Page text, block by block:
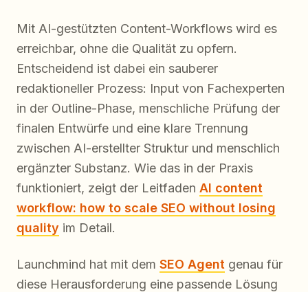
Mit AI-gestützten Content-Workflows wird es
erreichbar, ohne die Qualität zu opfern.
Entscheidend ist dabei ein sauberer
redaktioneller Prozess: Input von Fachexperten
in der Outline-Phase, menschliche Prüfung der
finalen Entwürfe und eine klare Trennung
zwischen AI-erstellter Struktur und menschlich
ergänzter Substanz. Wie das in der Praxis
funktioniert, zeigt der Leitfaden AI content
workflow: how to scale SEO without losing
quality im Detail.
Launchmind hat mit dem SEO Agent genau für
diese Herausforderung eine passende Lösung